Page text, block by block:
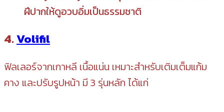
ฝีปากให้ดูอวบอิ่มเป็นธรรมชาติ
4.Volifil
ฟิลเลอร์จากเกาหลี เนื้อแน่น เหมาะสำหรับเติมเต็มแก้ม
คาง และปรับรูปหน้า มี 3 รุ่นหลัก ได้แก่